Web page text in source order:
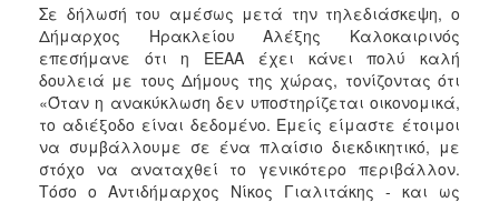
Σε δήλωσή του αμέσως μετά την τηλεδιάσκεψη, ο
Δήμαρχος Ηρακλείου Αλέξης Καλοκαιρινός
επεσήμανε ότι η ΕΕΑΑ έχει κάνει πολύ καλή
δουλειά με τους Δήμους της χώρας, τονίζοντας ότι
«Όταν η ανακύκλωση δεν υποστηρίζεται οικονομικά,
το αδιέξοδο είναι δεδομένο. Εμείς είμαστε έτοιμοι
να συμβάλλουμε σε ένα πλαίσιο διεκδικητικό, με
στόχο να αναταχθεί το γενικότερο περιβάλλον.
Τόσο ο Αντιδήμαρχος Νίκος Γιαλιτάκης - και ως